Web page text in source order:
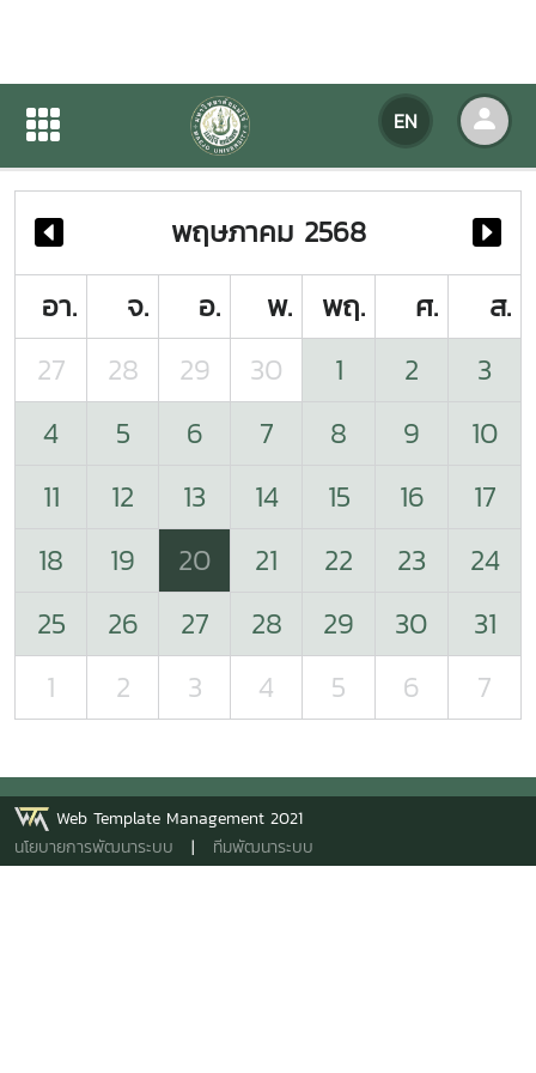
EN
Agency Calendar
Agency Calendar
พฤษภาคม 2568
อา.
จ. อ. พ. พฤ. ศ.
ส.
27
28 29 30 1 2
3
4
5 6 7 8 9
10
11
12 13 14 15 16
17
18
19 20 21 22 23
24
25
26 27 28 29 30
31
1
2 3 4 5 6 7
Web Template Management 2021
นโยบายการพัฒนาระบบ | ทีมพัฒนาระบบ